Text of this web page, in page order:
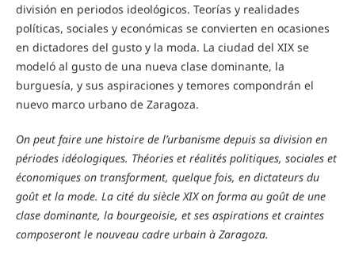
división en periodos ideológicos. Teorías y realidades
políticas, sociales y económicas se convierten en ocasiones
en dictadores del gusto y la moda. La ciudad del XIX se
modeló al gusto de una nueva clase dominante, la
burguesía, y sus aspiraciones y temores compondrán el
nuevo marco urbano de Zaragoza.
On peut faire une histoire de l’urbanisme depuis sa division en
périodes idéologiques. Théories et réalités politiques, sociales et
économiques on transforment, quelque fois, en dictateurs du
goût et la mode. La cité du siècle XIX on forma au goût de une
clase dominante, la bourgeoisie, et ses aspirations et craintes
composeront le nouveau cadre urbain à Zaragoza.